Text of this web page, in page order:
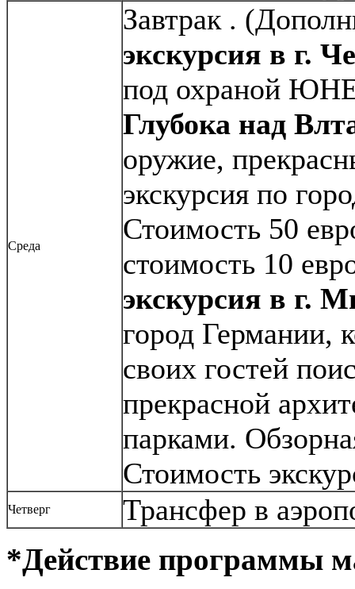
Среда
Завтрак .
экскурсия в г.
под охраной
Глубока над
оружие,
экскурсия по
Стоимость 50
стоимость 10
экскурсия в г.
город Германии,
своих гостей
прекрасной
парками.
Стоимость
Четверг Трансфер в
*Действие программы